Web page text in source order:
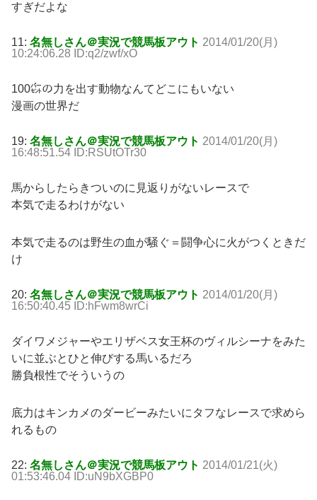
すぎだよな
11: 名無しさん＠実況で競馬板アウト 2014/01/20(月)
10:24:06.28 ID:q2/zwf/xO
100㌫の力を出す動物なんてどこにもいない
漫画の世界だ
19: 名無しさん＠実況で競馬板アウト 2014/01/20(月)
16:48:51.54 ID:RSUtOTr30
馬からしたらきついのに見返りがないレースで
本気で走るわけがない
本気で走るのは野生の血が騒ぐ＝闘争心に火がつくときだ
け
20: 名無しさん＠実況で競馬板アウト 2014/01/20(月)
16:50:40.45 ID:hFwm8wrCi
ダイワメジャーやエリザベス女王杯のヴィルシーナをみた
いに並ぶとひと伸びする馬いるだろ
勝負根性でそういうの
底力はキンカメのダービーみたいにタフなレースで求めら
れるもの
22: 名無しさん＠実況で競馬板アウト 2014/01/21(火)
01:53:46.04 ID:uN9bXGBP0